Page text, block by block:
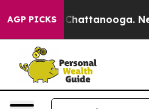
AGP PICKS
in Chattanooga.